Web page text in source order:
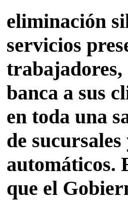
eliminación
servicios
trabajadores,
banca a sus
en toda una
de
automáticos.
que el